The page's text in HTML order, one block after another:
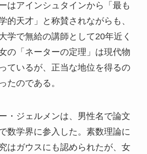
はアインシュタインから「最も
的天才」と称賛されながらも、
学で無給の講師として20年近く
の「ネーターの定理」は現代物
ているが、正当な地位を得るの
たのである。
・ジェルメンは、男性名で論文
数学界に参入した。素数理論に
はガウスにも認められたが、女